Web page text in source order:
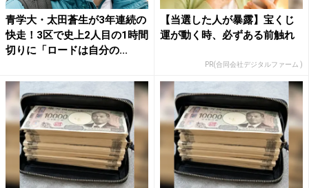
青学大・太田蒼生が3年連続の
快走！3区で史上2人目の1時間
切りに「ロードは自分の...
【当選した人が暴露】宝くじ
運が動く時、必ずある前触れ
PR(合同会社デジタルファーム )